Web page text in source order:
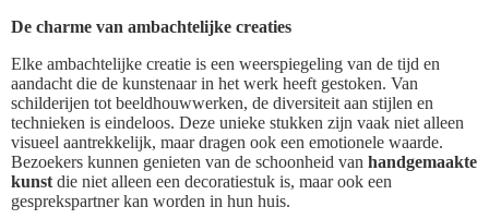
De charme van ambachtelijke creaties
Elke ambachtelijke creatie is een weerspiegeling van de tijd en
aandacht die de kunstenaar in het werk heeft gestoken. Van
schilderijen tot beeldhouwwerken, de diversiteit aan stijlen en
technieken is eindeloos. Deze unieke stukken zijn vaak niet alleen
visueel aantrekkelijk, maar dragen ook een emotionele waarde.
Bezoekers kunnen genieten van de schoonheid van handgemaakte
kunst die niet alleen een decoratiestuk is, maar ook een
gesprekspartner kan worden in hun huis.